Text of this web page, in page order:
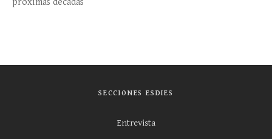
SECCIONES ESDIES
Entrevista